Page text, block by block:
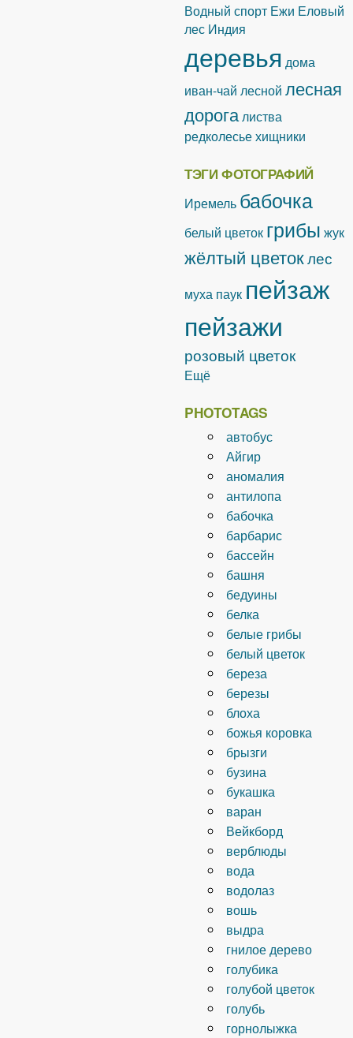
Водный спорт Ежи Еловый
лес Индия
деревья дома
иван-чай лесной лесная
дорога листва
редколесьехищники
ТЭГИ ФОТОГРАФИЙ
Иремель бабочка
белый цветок грибы жук
жёлтый цветоклес
муха паук пейзаж
пейзажи
розовый цветок
Ещё
PHOTOTAGS
автобус
Айгир
аномалия
антилопа
бабочка
барбарис
бассейн
башня
бедуины
белка
белые грибы
белый цветок
береза
березы
блоха
божья коровка
брызги
бузина
букашка
варан
Вейкборд
верблюды
вода
водолаз
вошь
выдра
гнилое дерево
голубика
голубой цветок
голубь
горнолыжка